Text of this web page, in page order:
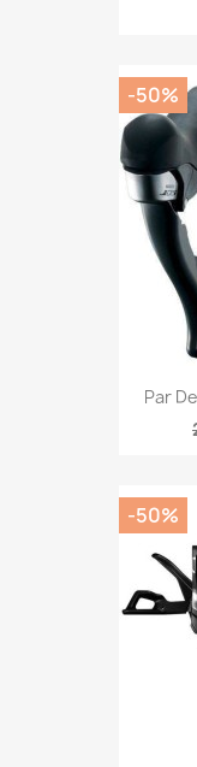
Par
-50%
-50%